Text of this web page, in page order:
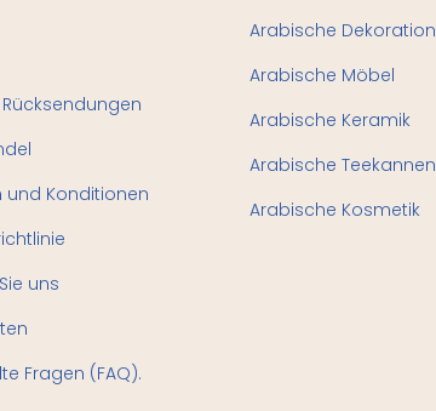
und Konditionen
uns
Fragen (FAQ).
Arabische Dekoration
Arabische Möbel
Arabische Keramik
Arabische Teekannen
Arabische Kosmetik